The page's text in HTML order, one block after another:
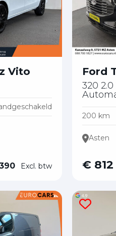
Vito
Excl. btw
Ford
320
200 km
Asten
€ 812